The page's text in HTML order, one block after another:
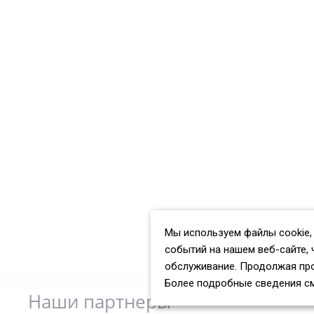
Наши партнеры
Мы используем файлы cookie,
событий на нашем веб-сайте,
обслуживание. Продолжая
Более подробные сведения